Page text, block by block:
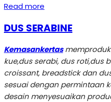
Read more
DUS SERABINE
Kemasankertas
kue,dus serabi, dus roti,dus
croissant, breadstick dan
sesuai dengan permintaan
desain menyesuaikan